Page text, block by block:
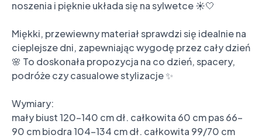
noszenia i pięknie układa się na sylwetce ☀️🤍
Miękki, przewiewny materiał sprawdzi się idealnie na
cieplejsze dni, zapewniając wygodę przez cały dzień
🌸 To doskonała propozycja na co dzień, spacery,
podróże czy casualowe stylizacje ✨
Wymiary:
mały biust 120-140 cm dł. całkowita 60 cm pas 66-
90 cm biodra 104-134 cm dł. całkowita 99/70 cm